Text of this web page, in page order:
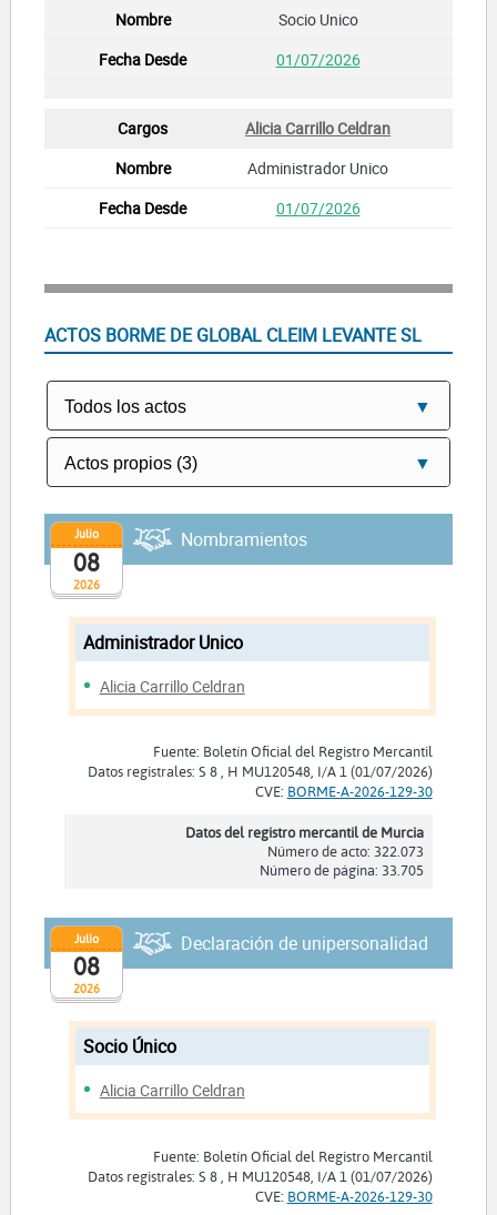
Socio Unico
01/07/2026
Alicia Carrillo Celdran
Administrador Unico
01/07/2026
ACTOS BORME DE GLOBAL CLEIM LEVANTE SL
2026
Julio
08
Nombramientos
Administrador Unico
Alicia Carrillo Celdran
Fuente: Boletín Oficial del Registro Mercantil
Datos registrales: S 8 , H MU120548, I/A 1 (01/07/2026)
CVE: BORME-A-2026-129-30
Datos del registro mercantil de Murcia
Número de acto: 322.073
Número de página: 33.705
2026
Julio
08
Declaración de unipersonalidad
Socio Único
Alicia Carrillo Celdran
Fuente: Boletín Oficial del Registro Mercantil
Datos registrales: S 8 , H MU120548, I/A 1 (01/07/2026)
CVE: BORME-A-2026-129-30